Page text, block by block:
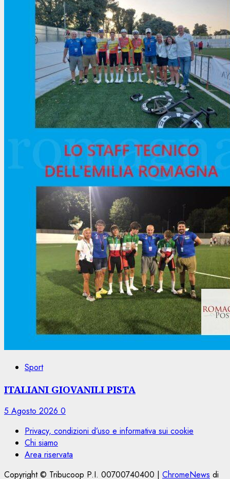
Sport
ITALIANI GIOVANILI PISTA
5 Agosto 2026 0
Privacy, condizioni d’uso e informativa sui cookie
Chi siamo
Area riservata
Copyright © Tribucoop P.I. 00700740400 | ChromeNews di